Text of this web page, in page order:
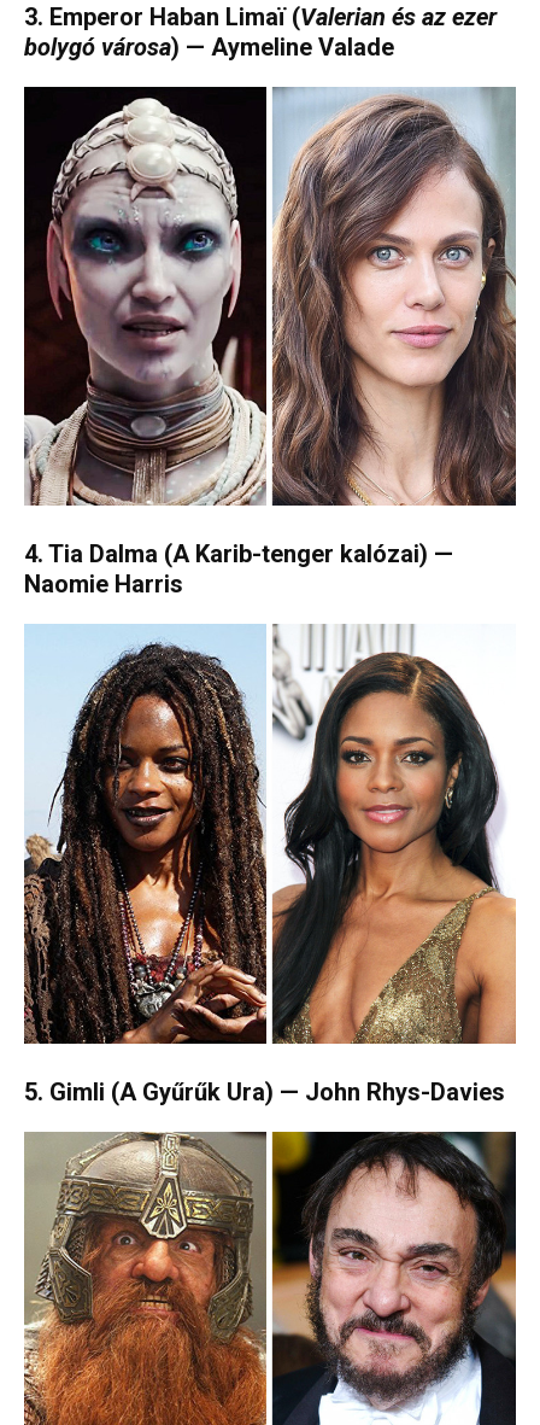
3. Emperor Haban Limaï (Valerian és az ezer
bolygó városa) — Aymeline Valade
4. Tia Dalma (A Karib-tenger kalózai) —
Naomie Harris
5. Gimli (A Gyűrűk Ura) — John Rhys-Davies